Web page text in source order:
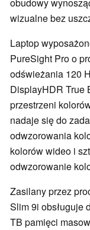
wizualne bez
Laptop
PureSight Pro o
odświeżania 120
DisplayHDR True
przestrzeni
nadaje się do
odwzorowania
kolorów wideo i
odwzorowanie
Zasilany przez
Slim 9i obsługuje
TB pamięci